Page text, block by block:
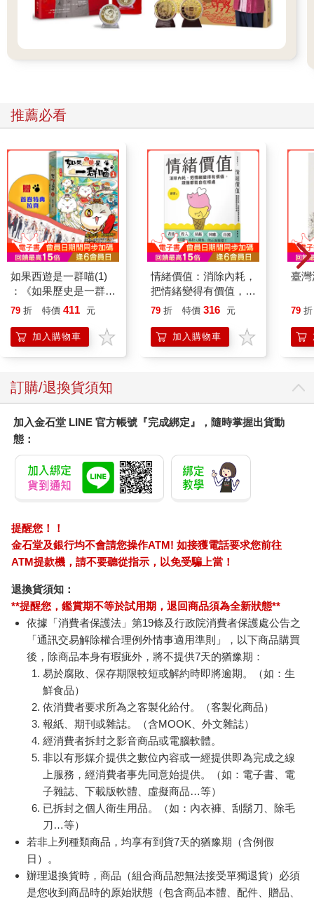
推薦必看
如果西遊是一群喵(1)
：《如果歷史是一群
喵》作者最新力作，附
79 折 特價 411 元
加入購物車
情緒價值：消除內耗，
把情緒變得有價值，跟
誰都能自在相處
79 折 特價 316 元
加入購物車
臺
79 折
訂購/退換貨須知
加入金石堂 LINE 官方帳號『完成綁定』，隨時掌握出貨動
態：
提醒您！！
金石堂及銀行均不會請您操作ATM! 如接獲電話要求您前往
ATM提款機，請不要聽從指示，以免受騙上當！
退換貨須知：
**提醒您，鑑賞期不等於試用期，退回商品須為全新狀態**
依據「消費者保護法」第19條及行政院消費者保護處公告之
「通訊交易解除權合理例外情事適用準則」，以下商品購買
後，除商品本身有瑕疵外，將不提供7天的猶豫期：
易於腐敗、保存期限較短或解約時即將逾期。（如：生
鮮食品）
依消費者要求所為之客製化給付。（客製化商品）
報紙、期刊或雜誌。（含MOOK、外文雜誌）
經消費者拆封之影音商品或電腦軟體。
非以有形媒介提供之數位內容或一經提供即為完成之線
上服務，經消費者事先同意始提供。（如：電子書、電
子雜誌、下載版軟體、虛擬商品…等）
已拆封之個人衛生用品。（如：內衣褲、刮鬍刀、除毛
刀…等）
若非上列種類商品，均享有到貨7天的猶豫期（含例假
日）。
辦理退換貨時，商品（組合商品恕無法接受單獨退貨）必須
是您收到商品時的原始狀態（包含商品本體、配件、贈品、